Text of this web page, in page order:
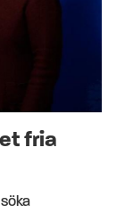
fria